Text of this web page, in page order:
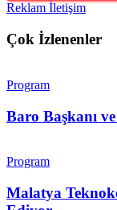
Reklam İletişim
Çok İzlenenler
Program
Baro Başkanı
Program
Malatya